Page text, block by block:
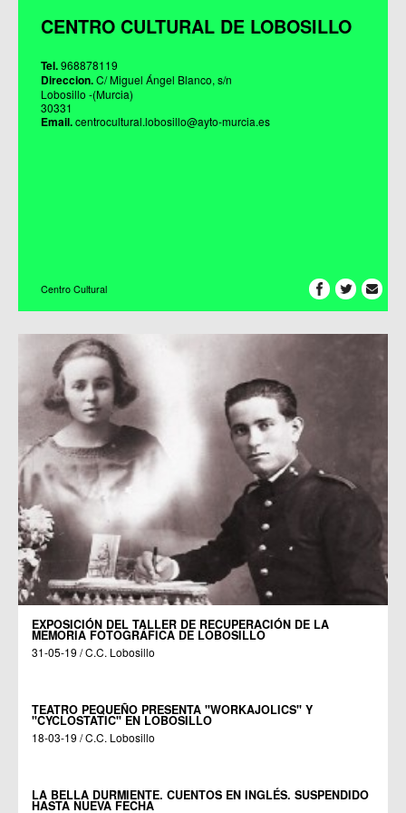
CENTRO CULTURAL DE LOBOSILLO
Tel.968878119
Direccion.C/ Miguel Ángel Blanco, s/n
Lobosillo -(Murcia)
30331
Email.centrocultural.lobosillo@ayto-murcia.es
Centro Cultural
EXPOSICIÓN DEL TALLER DE RECUPERACIÓN DE LA
MEMORIA FOTOGRÁFICA DE LOBOSILLO
31-05-19 / C.C. Lobosillo
TEATRO PEQUEÑO PRESENTA "WORKAJOLICS" Y
"CYCLOSTATIC" EN LOBOSILLO
18-03-19 / C.C. Lobosillo
LA BELLA DURMIENTE. CUENTOS EN INGLÉS. SUSPENDIDO
HASTA NUEVA FECHA